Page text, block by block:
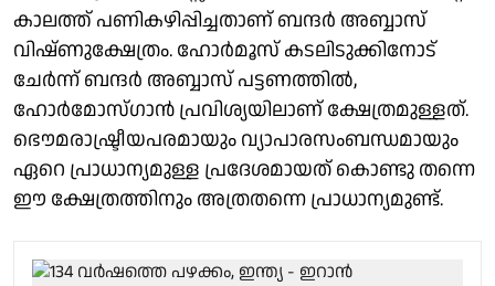
കാലത്ത് പണികഴിപ്പിച്ചതാണ് ബന്ദർ അബ്ബാസ്
വിഷ്ണുക്ഷേത്രം. ഹോർമൂസ് കടലിടുക്കിനോട്
ചേർന്ന് ബന്ദർ അബ്ബാസ് പട്ടണത്തിൽ,
ഹോർമോസ്ഗാൻ പ്രവിശ്യയിലാണ് ക്ഷേത്രമുള്ളത്.
ഭൌമരാഷ്ട്രീയപരമായും വ്യാപാരസംബന്ധമായും
ഏറെ പ്രാധാന്യമുള്ള പ്രദേശമായത് കൊണ്ടു തന്നെ
ഈ ക്ഷേത്രത്തിനും അത്രതന്നെ പ്രാധാന്യമുണ്ട്.